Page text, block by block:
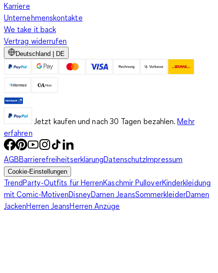
Karriere
Unternehmenskontakte
We take it back
Vertrag widerrufen
Deutschland | DE
Jetzt kaufen und nach 30 Tagen bezahlen. Mehr
erfahren
AGBBarrierefreiheitserklärungDatenschutzImpressum
Cookie-Einstellungen
TrendParty-Outfits für HerrenKaschmir PulloverKinderkleidung
mit Comic-MotivenDisneyDamen JeansSommerkleiderDamen
JackenHerren JeansHerren Anzüge